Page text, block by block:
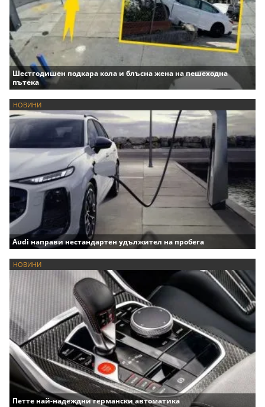
Шестгодишен подкара кола и блъсна жена на пешеходна
пътека
НОВИНИ
Audi направи нестандартен удължител на пробега
НОВИНИ
Петте най-надеждни германски автоматика